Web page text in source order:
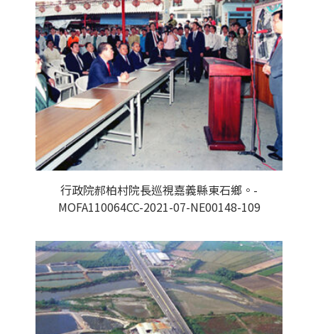
行政院郝柏村院長巡視嘉義縣東石鄉。-
MOFA110064CC-2021-07-NE00148-109